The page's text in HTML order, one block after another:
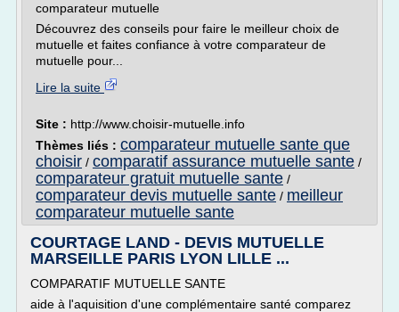
comparateur mutuelle
Découvrez des conseils pour faire le meilleur choix de
mutuelle et faites confiance à votre comparateur de
mutuelle pour...
Lire la suite
Site : http://www.choisir-mutuelle.info
Thèmes liés : comparateur mutuelle sante que
choisir / comparatif assurance mutuelle sante /
comparateur gratuit mutuelle sante /
comparateur devis mutuelle sante / meilleur
comparateur mutuelle sante
COURTAGE LAND - DEVIS MUTUELLE
MARSEILLE PARIS LYON LILLE ...
COMPARATIF MUTUELLE SANTE
aide à l'aquisition d'une complémentaire santé comparez